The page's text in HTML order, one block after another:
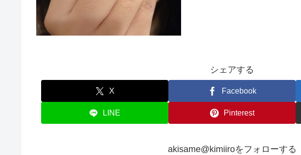
シェアする
X Facebook
LINE Pinterest
akisame@kimiiroをフォローする